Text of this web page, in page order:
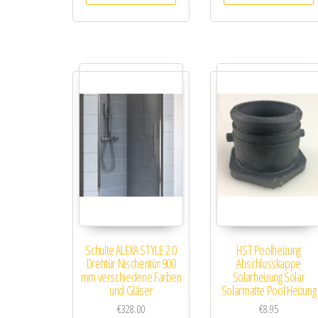
Schulte ALEXA STYLE 2.0
Drehtür Nischentür 900
mm verschiedene Farben
und Gläser
€328.00
HST Poolheizung
Abschlusskappe
Solarheizung Solar
Solarmatte Pool Heizung
mit
€8.95